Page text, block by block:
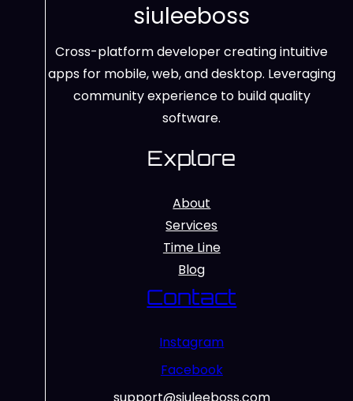
siuleeboss
Cross-platform developer creating intuitive
apps for mobile, web, and desktop. Leveraging
community experience to build quality
software.
Explore
About
Services
Time Line
Blog
Contact
Instagram
Facebook